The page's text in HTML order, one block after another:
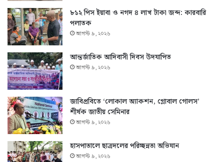
৮১২ পিস ইয়াবা ও নগদ ৪ লাখ টাকা জব্দ: কারবারি
পলাতক
আগস্ট ৯, ২০২৬
আন্তর্জাতিক আদিবাসী দিবস উদযাপিত
আগস্ট ৯, ২০২৬
জাবিপ্রবিতে ‘লোকাল অ্যাকশন, গ্লোবাল গোলস’
শীর্ষক জাতীয় সেমিনার
আগস্ট ৯, ২০২৬
হাসপাতালে ছাত্রদলের পরিচ্ছন্নতা অভিযান
আগস্ট ৯, ২০২৬